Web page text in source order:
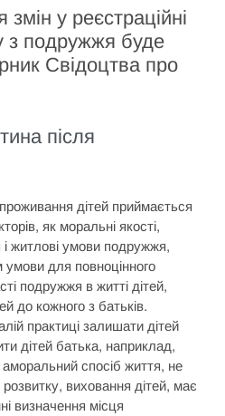
у реєстраційні
з подружжя буде
Свідоцтва про
після
дітей приймається
як моральні якості,
житлові умови подружжя,
умови для повноцінного
подружжя в житті дітей,
до кожного з батьків.
практиці залишати дітей
дітей батька, наприклад,
спосіб життя, не
розвитку, виховання дітей, має
визначення місця